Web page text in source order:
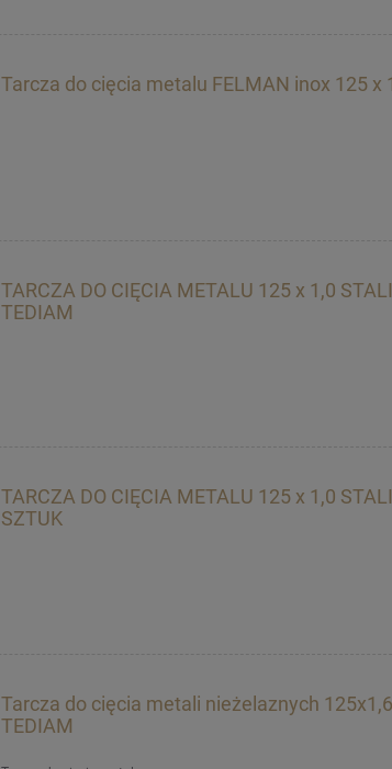
Tarcza do cięcia metalu FELMAN inox 125 x
TARCZA DO CIĘCIA METALU 125 x 1,0 STALI
TEDIAM
TARCZA DO CIĘCIA METALU 125 x 1,0
SZTUK
Tarcza do cięcia metali nieżelaznych
TEDIAM